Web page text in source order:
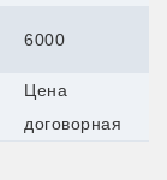
6000
Цена
договорная